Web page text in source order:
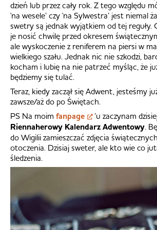
dzień lub przez cały rok. Z tego względu
'na wesele’ czy 'na Sylwestra’ jest niemal
swetry są jednak wyjątkiem od tej reguły.
je nosić chwilę przed okresem
ale wyskoczenie z reniferem na piersi w
wielkiego szału. Jednak nic nie szkodzi,
kocham i lubię na nie patrzeć myśląc, że
będziemy się tulać.
Teraz, kiedy zaczął się Adwent, jesteśmy
zawsze/aż do po Świętach.
PS Na moim fanpage ’u zaczynam
Riennaherowy Kalendarz Adwentowy.
do Wigilii zamieszczać zdjęcia
otoczenia. Dzisiaj sweter, ale kto wie co
śledzenia.